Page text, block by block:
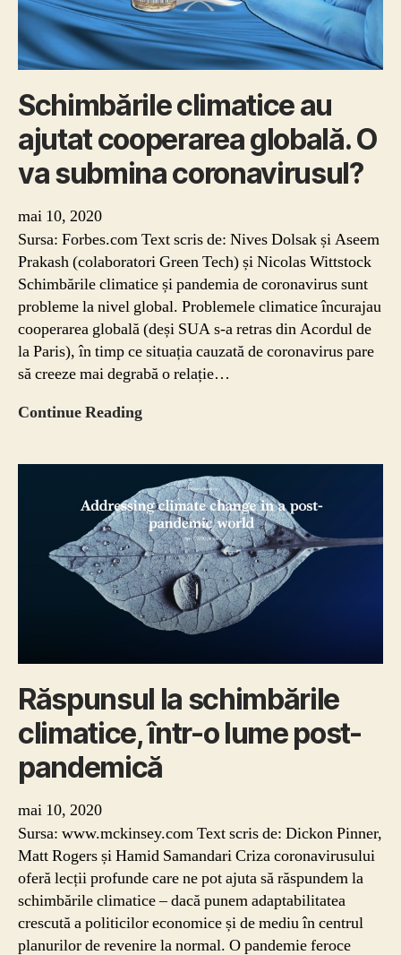
Schimbările climatice au
ajutat cooperarea globală. O
va submina coronavirusul?
mai 10, 2020
Sursa: Forbes.com Text scris de: Nives Dolsak și Aseem
Prakash (colaboratori Green Tech) și Nicolas Wittstock
Schimbările climatice și pandemia de coronavirus sunt
probleme la nivel global. Problemele climatice încurajau
cooperarea globală (deși SUA s-a retras din Acordul de
la Paris), în timp ce situația cauzată de coronavirus pare
să creeze mai degrabă o relație…
Continue ReadingSchimbările
ajutat
cooperarea
globală.
O
va
submina
coronavirusul?
Răspunsul la schimbările
climatice, într-o lume post-
pandemică
mai 10, 2020
Sursa: www.mckinsey.com Text scris de: Dickon Pinner,
Matt Rogers și Hamid Samandari Criza coronavirusului
oferă lecții profunde care ne pot ajuta să răspundem la
schimbările climatice – dacă punem adaptabilitatea
crescută a politicilor economice și de mediu în centrul
planurilor de revenire la normal. O pandemie feroce